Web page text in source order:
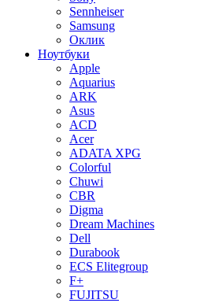
Sennheiser
Samsung
Оклик
Ноутбуки
Apple
Aquarius
ARK
Asus
ACD
Acer
ADATA XPG
Colorful
Chuwi
CBR
Digma
Dream Machines
Dell
Durabook
ECS Elitegroup
F+
FUJITSU